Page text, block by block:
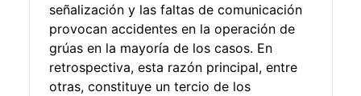
señalización y las faltas de comunicación
provocan accidentes en la operación de
grúas en la mayoría de los casos. En
retrospectiva, esta razón principal, entre
otras, constituye un tercio de los